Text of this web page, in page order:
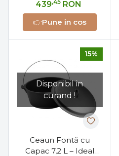
439,45 RON
👉Pune in cos
Disponibil in
curand !
15%
Ceaun Fontă cu
Capac 7,2 L – Ideal